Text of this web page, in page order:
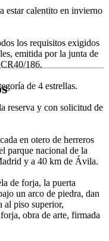
estar calentito en invierno
los requisitos exigidos
emitida por la junta de
186.
de 4 estrellas.
reserva y con solicitud de
en otero de herreros
parque nacional de la
y a 40 km de Ávila.
de forja, la puerta
un arco de piedra, dan
al piso superior,
obra de arte, firmada